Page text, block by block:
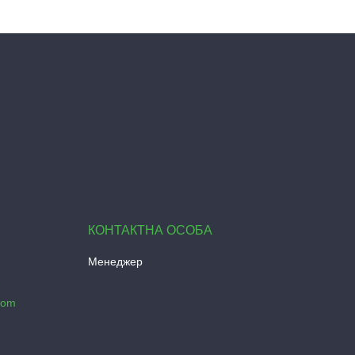
Менеджер